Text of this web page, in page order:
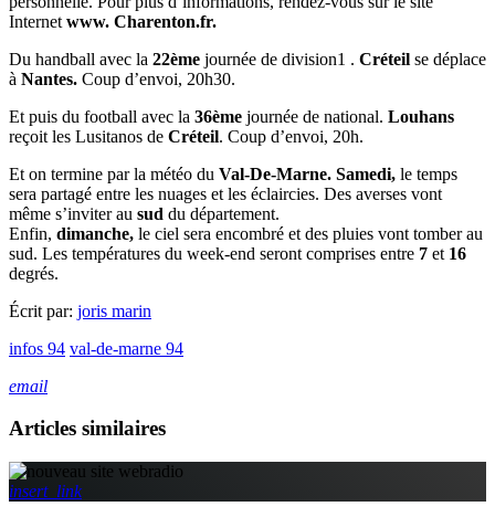
Internet www. Charenton.fr.
Du handball avec la 22ème journée de division1 . Créteil se déplace
à Nantes. Coup d’envoi, 20h30.
Et puis du football avec la 36ème journée de national. Louhans
reçoit les Lusitanos de Créteil. Coup d’envoi, 20h.
Et on termine par la météo du Val-De-Marne. Samedi, le temps
sera partagé entre les nuages et les éclaircies. Des averses vont
même s’inviter au sud du département.
Enfin, dimanche, le ciel sera encombré et des pluies vont tomber au
sud. Les températures du week-end seront comprises entre 7 et 16
degrés.
Écrit par: joris marin
infos 94 val-de-marne 94
email
Articles similaires
insert_link